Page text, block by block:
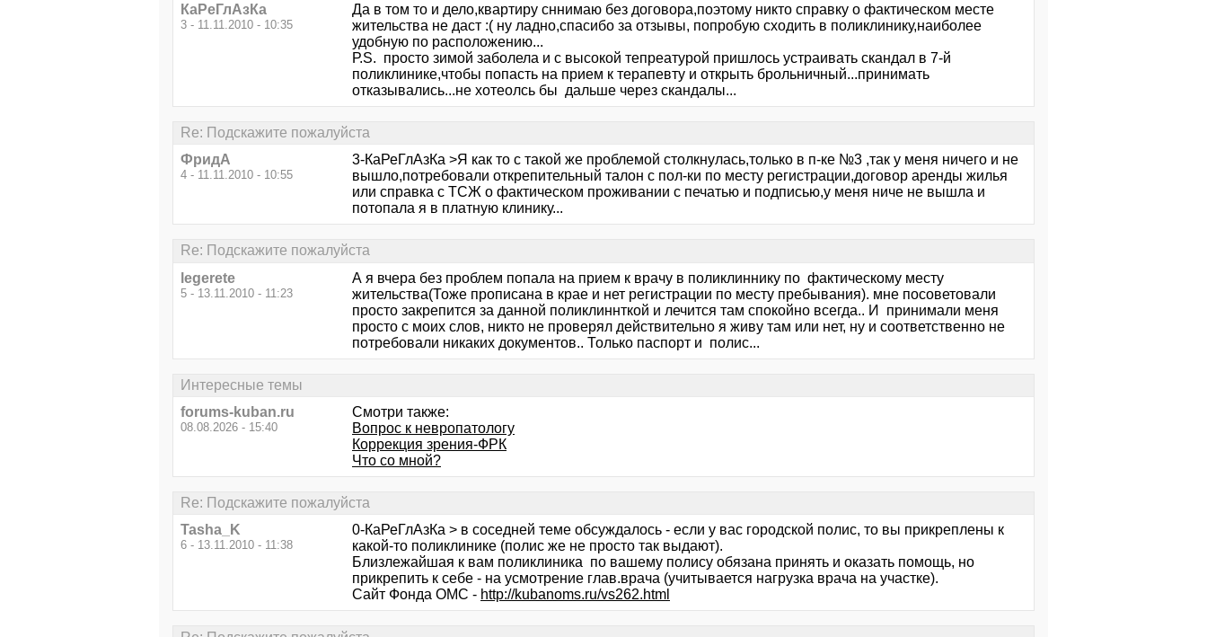
КаРеГлАзКа
3 - 11.11.2010 - 10:35
Да в том то и дело,квартиру сннимаю без договора,поэтому никто справку о фактическом месте
жительства не даст :( ну ладно,спасибо за отзывы, попробую сходить в поликлинику,наиболее
удобную по расположению...
Р.S. просто зимой заболела и с высокой тепреатурой пришлось устраивать скандал в 7-й
поликлинике,чтобы попасть на прием к терапевту и открыть брольничный...принимать
отказывались...не хотеолсь бы дальше через скандалы...
Re: Подскажите пожалуйста
ФридА
4 - 11.11.2010 - 10:55
3-КаРеГлАзКа >Я как то с такой же проблемой столкнулась,только в п-ке №3 ,так у меня ничего и не
вышло,потребовали открепительный талон с пол-ки по месту регистрации,договор аренды жилья
или справка с ТСЖ о фактическом проживании с печатью и подписью,у меня ниче не вышла и
потопала я в платную клинику...
Re: Подскажите пожалуйста
legerete
5 - 13.11.2010 - 11:23
А я вчера без проблем попала на прием к врачу в поликлиннику по фактическому месту
жительства(Тоже прописана в крае и нет регистрации по месту пребывания). мне посоветовали
просто закрепится за данной поликлиннткой и лечится там спокойно всегда.. И принимали меня
просто с моих слов, никто не проверял действительно я живу там или нет, ну и соответственно не
потребовали никаких документов.. Только паспорт и полис...
Интересные темы
forums-kuban.ru
08.08.2026 - 15:40
Смотри также:
Вопрос к невропатологу
Коррекция зрения-ФРК
Что со мной?
Re: Подскажите пожалуйста
Tasha_K
6 - 13.11.2010 - 11:38
0-КаРеГлАзКа > в соседней теме обсуждалось - если у вас городской полис, то вы прикреплены к
какой-то поликлинике (полис же не просто так выдают).
Близлежайшая к вам поликлиника по вашему полису обязана принять и оказать помощь, но
прикрепить к себе - на усмотрение глав.врача (учитывается нагрузка врача на участке).
Сайт Фонда ОМС - http://kubanoms.ru/vs262.html